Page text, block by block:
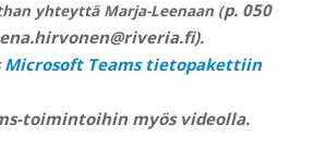
yhteyttä Marja-Leenaan (p. 050
Microsoft Teams tietopakettiin
toimintoihin myös videolla.